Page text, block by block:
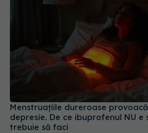
Menstruațiile dureroase
depresie. De ce ibuprofenul NU e
trebuie să faci